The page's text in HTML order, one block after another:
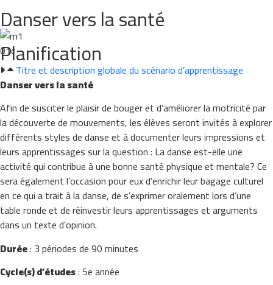
Danser vers la santé
Planification
Titre et description globale du scénario d’apprentissage
Danser vers la santé
Afin de susciter le plaisir de bouger et d’améliorer la motricité par
la découverte de mouvements, les élèves seront invités à explorer
différents styles de danse et à documenter leurs impressions et
leurs apprentissages sur la question : La danse est-elle une
activité qui contribue à une bonne santé physique et mentale?Ce
sera également l’occasion pour eux d’enrichir leur bagage culturel
en ce qui a trait à la danse, de s’exprimer oralement lors d’une
table ronde et de réinvestir leurs apprentissages et arguments
dans un texte d’opinion.
Durée: 3 périodes de 90 minutes
Cycle(s) d’études: 5e année